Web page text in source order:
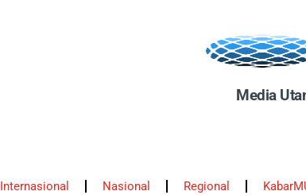
Media
Internasional Nasional Regional